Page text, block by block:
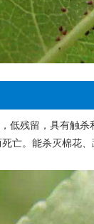
低残留，具有触
亡。能杀灭棉花